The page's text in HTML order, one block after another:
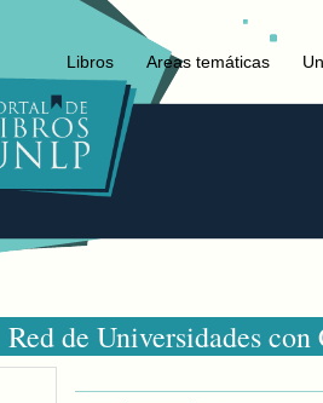
Libros Areas temáticas
Red de Universidades